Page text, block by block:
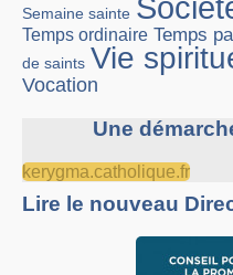
Semaine sainte
Temps ordinaire Temps
de saints Vie
Vocation
Une
kerygma.catholique.fr
Lire le nouveau